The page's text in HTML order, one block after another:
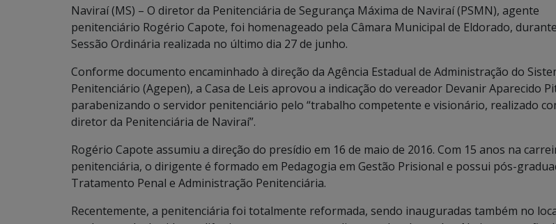
Naviraí (MS) – O diretor da Penitenciária de Segurança Máxima de Naviraí (PSMN), agente
penitenciário Rogério Capote, foi homenageado pela Câmara Municipal de Eldorado, durante
Sessão Ordinária realizada no último dia 27 de junho.
Conforme documento encaminhado à direção da Agência Estadual de Administração do
Penitenciário (Agepen), a Casa de Leis aprovou a indicação do vereador Devanir Aparecido
parabenizando o servidor penitenciário pelo “trabalho competente e visionário, realizado
diretor da Penitenciária de Naviraí”.
Rogério Capote assumiu a direção do presídio em 16 de maio de 2016. Com 15 anos na
penitenciária, o dirigente é formado em Pedagogia em Gestão Prisional e possui pós-
Tratamento Penal e Administração Penitenciária.
Recentemente, a penitenciária foi totalmente reformada, sendo inauguradas também no